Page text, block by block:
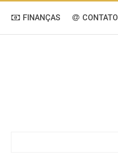
FINANÇAS CONTATO